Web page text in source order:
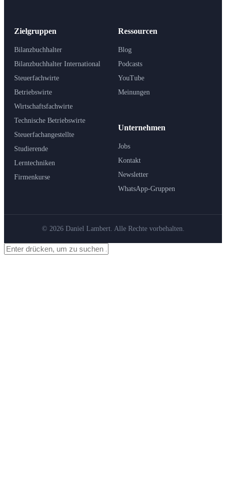
Zielgruppen
Bilanzbuchhalter
Bilanzbuchhalter International
Steuerfachwirte
Betriebswirte
Wirtschaftsfachwirte
Technische Betriebswirte
Steuerfachangestellte
Studierende
Lerntechniken
Firmenkurse
Ressourcen
Blog
Podcasts
YouTube
Meinungen
Unternehmen
Jobs
Kontakt
Newsletter
WhatsApp-Gruppen
© 2026 Daniel Lambert. Alle Rechte vorbehalten.